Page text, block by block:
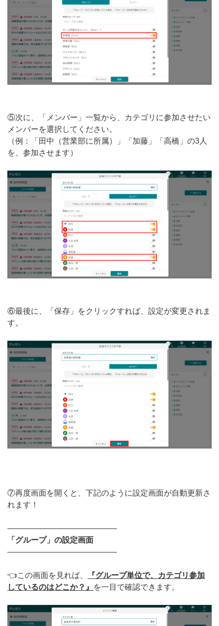
⑤次に、「メンバー」一覧から、カテゴリに参加させたい
メンバーを選択してください。
（例：「田中（営業部に所属）」「加藤」「高橋」の3人
を、参加させます）
⑥最後に、「保存」をクリックすれば、設定が変更されま
す。
⑦再度画面を開くと、下記のように設定画面が自動更新さ
れます！
——————————————
「グループ」の設定画面
——————————————
👈この画面を見れば、
『グループ単位で、カテゴリ参加
しているのはどこか？』
を一目で確認できます。